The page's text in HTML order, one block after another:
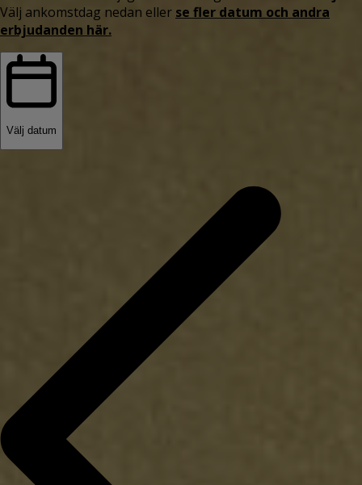
Välj ankomstdag nedan eller se fler datum och andra
erbjudanden här.
Välj datum